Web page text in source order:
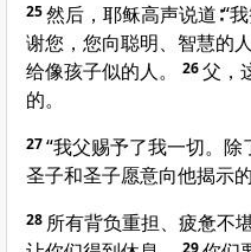
25然后，耶稣高声说道∶“
谢您，您向聪明、智慧的
给像孩子似的人。
26父，
的。
27“我父赐予了我一切。
圣子和圣子愿意向他揭示
28 所有背负重担、疲惫不
29